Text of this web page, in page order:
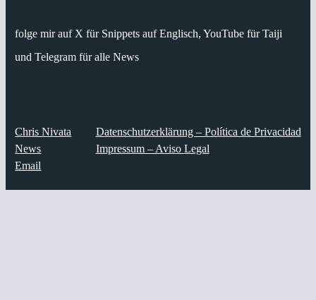
folge mir auf X für Snippets auf Englisch, YouTube für Taiji
und Telegram für alle News
Chris Nivata
News
Email
Datenschutzerklärung – Política de Privacidad
Impressum – Aviso Legal